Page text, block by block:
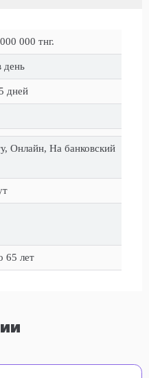
000 тнг.
день
дней
Онлайн, На банковский
65 лет